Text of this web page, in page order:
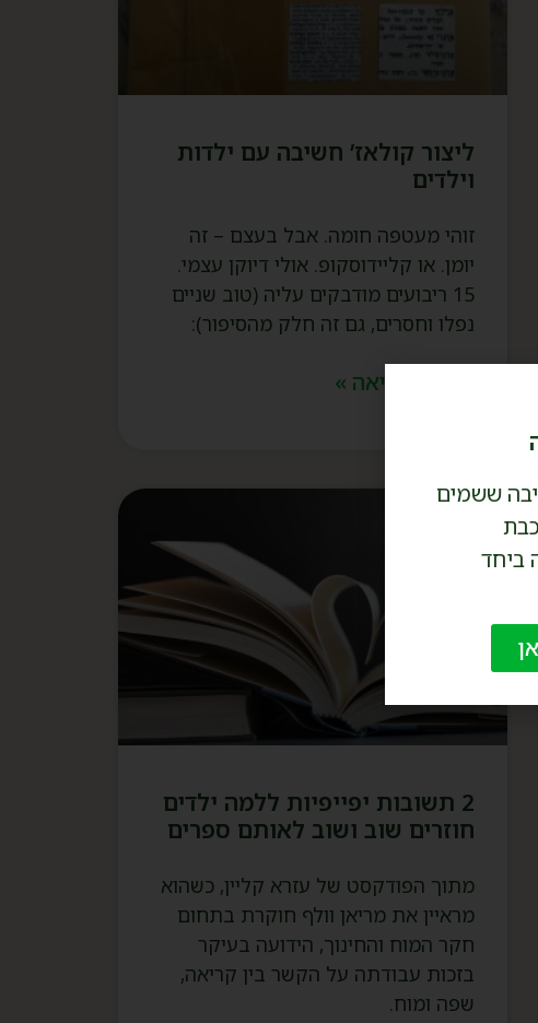
ליצור קולאז’ חשיבה עם ילדות
וילדים
זוהי מעטפה חומה. אבל בעצם – זה
יומן. או קליידוסקופ. אולי דיוקן עצמי.
15 ריבועים מודבקים עליה (טוב שניים
נפלו וחסרים, גם זה חלק מהסיפור):
המשך קריאה »
2 תשובות יפייפיות ללמה ילדים
חוזרים שוב ושוב לאותם ספרים
מתוך הפודקסט של עזרא קליין, כשהוא
מראיין את מריאן וולף חוקרת בתחום
חקר המוח והחינוך, הידועה בעיקר
בזכות עבודתה על הקשר בין קריאה,
שפה ומוח.
ששמים
ביחד